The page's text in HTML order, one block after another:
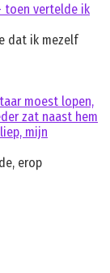
toen vertelde ik
dat ik mezelf
moest lopen,
zat naast hem
mijn
erop